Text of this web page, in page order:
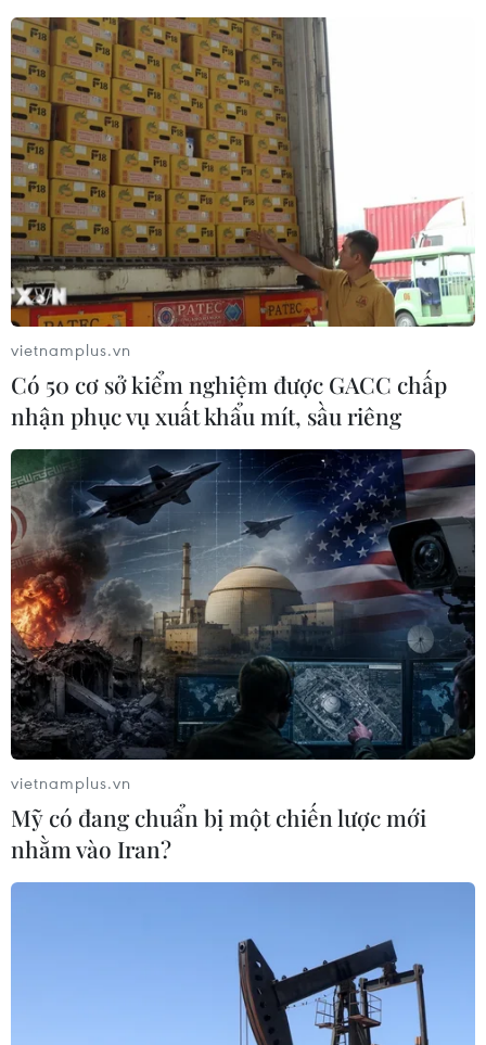
Những chuyến xe yêu thương chở người
bệnh ung thư về quê dịp Tết
13/01/2023 11:20
Chương trình sẽ diễn ra theo 2 đợt, người bệnh đang
điều trị chưa về quê dịp này sẽ đón những chuyến xe
yêu thương đợt 2 tổ chức vào sáng ngày 18/01/2023 tức
ngày 27 tháng Chạp.
TP.HCM: Gần 50 “Chuyến xe hạnh phúc”
đưa người lao động nghèo về quê
17/01/2023 10:36
10 “Chuyến xe hạnh phúc” của Co.opmart sẽ chạy
xuyên suốt đến 22 tỉnh thành miền Tây Nam Bộ, Tây
Nguyên, miền Trung, đưa gần 500 công nhân, người
vietnamplus.vn
Có 50 cơ sở kiểm nghiệm được GACC chấp
nhận phục vụ xuất khẩu mít, sầu riêng
vietnamplus.vn
Mỹ có đang chuẩn bị một chiến lược mới
nhằm vào Iran?